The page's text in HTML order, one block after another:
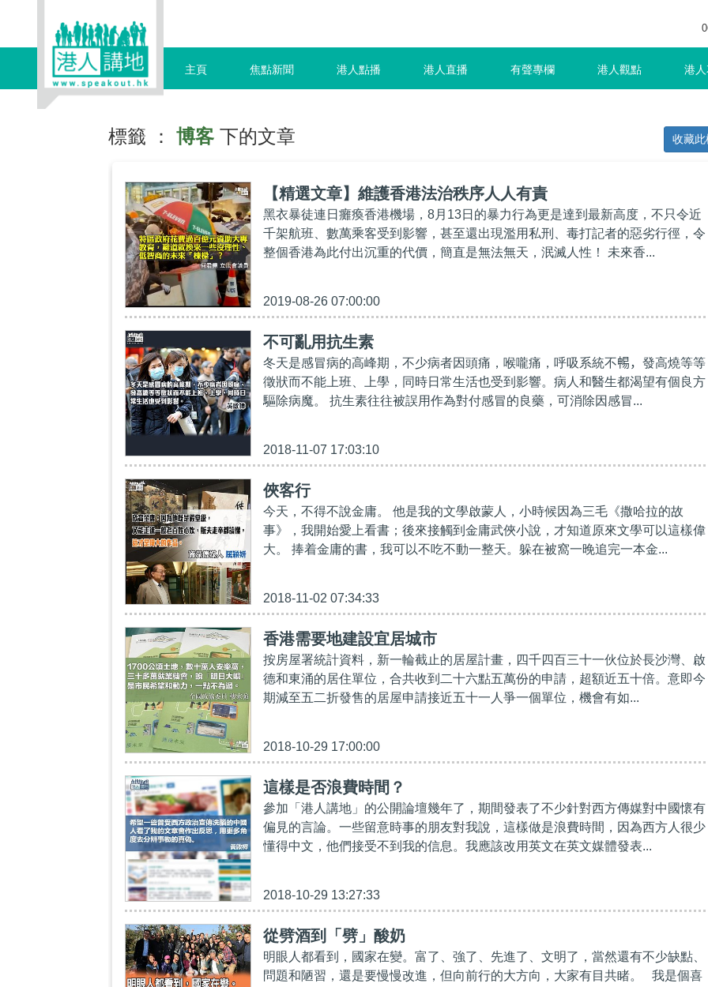
主頁 焦點新聞 港人點播 港人直播 有聲專欄 港人觀點 港
標籤 ： 博客 下的文章 收藏此
【精選文章】維護香港法治秩序人人有責
黑衣暴徒連日癱瘓香港機場，8月13日的暴力行為更是達到最新高度，不只令近
千架航班、數萬乘客受到影響，甚至還出現濫用私刑、毒打記者的惡劣行徑，令
整個香港為此付出沉重的代價，簡直是無法無天，泯滅人性！ 未來香...
2019-08-26 07:00:00
不可亂用抗生素
冬天是感冒病的高峰期，不少病者因頭痛，喉嚨痛，呼吸系統不𣈱，發高燒等等
徵狀而不能上班、上學，同時日常生活也受到影響。病人和醫生都渴望有個良方
驅除病魔。 抗生素往往被誤用作為對付感冒的良藥，可消除因感冒...
2018-11-07 17:03:10
俠客行
今天，不得不說金庸。 他是我的文學啟蒙人，小時候因為三毛《撒哈拉的故
事》，我開始愛上看書；後來接觸到金庸武俠小說，才知道原來文學可以這樣偉
大。 捧着金庸的書，我可以不吃不動一整天。躲在被窩一晚追完一本金...
2018-11-02 07:34:33
香港需要地建設宜居城市
按房屋署統計資料，新一輪截止的居屋計畫，四千四百三十一伙位於長沙灣、啟
德和東涌的居住單位，合共收到二十六點五萬份的申請，超額近五十倍。意即今
期減至五二折發售的居屋申請接近五十一人爭一個單位，機會有如...
2018-10-29 17:00:00
這樣是否浪費時間？
參加「港人講地」的公開論壇幾年了，期間發表了不少針對西方傳媒對中國懷有
偏見的言論。一些留意時事的朋友對我說，這樣做是浪費時間，因為西方人很少
懂得中文，他們接受不到我的信息。我應該改用英文在英文媒體發表...
2018-10-29 13:27:33
從劈酒到「劈」酸奶
明眼人都看到，國家在變。富了、強了、先進了、文明了，當然還有不少缺點、
問題和陋習，還是要慢慢改進，但向前行的大方向，大家有目共睹。 我是個喜